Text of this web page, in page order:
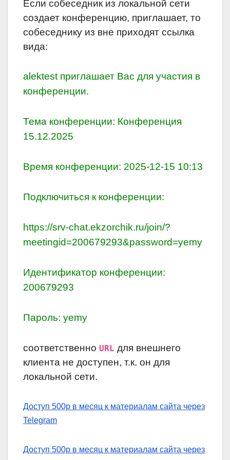
Если собеседник из локальной сети
создает конференцию, приглашает, то
собеседнику из вне приходят ссылка
вида:
alektest приглашает Вас для участия в
конференции.
Тема конференции: Конференция
15.12.2025
Время конференции: 2025-12-15 10:13
Подключиться к конференции:
https://srv-chat.ekzorchik.ru/join/?
meetingid=200679293&password=yemy
Идентификатор конференции:
200679293
Пароль: yemy
соответственно URL для внешнего
клиента не доступен, т.к. он для
локальной сети.
Доступ 500р в месяц к материалам сайта через
Telegram
Доступ 500р в месяц к материалам сайта через